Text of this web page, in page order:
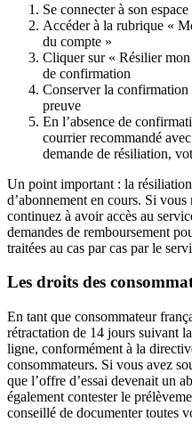
Se connecter à son
Accéder à la rubrique «
du compte »
Cliquer sur « Résilier mon
de confirmation
Conserver la
preuve
En l’absence de
courrier recommandé
demande de résiliation,
Un point important : la
d’abonnement en cours. Si
continuez à avoir accès au
demandes de remboursement
traitées au cas par cas par le
Les droits des
En tant que consommateur
rétractation de 14 jours suivant
ligne, conformément à la
consommateurs. Si vous avez
que l’offre d’essai devenait un
également contester le
conseillé de documenter toutes